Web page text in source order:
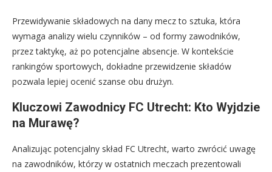
Przewidywanie składowych na dany mecz to sztuka, która
wymaga analizy wielu czynników – od formy zawodników,
przez taktykę, aż po potencjalne absencje. W kontekście
rankingów sportowych, dokładne przewidzenie składów
pozwala lepiej ocenić szanse obu drużyn.
Kluczowi Zawodnicy FC Utrecht: Kto Wyjdzie
na Murawę?
Analizując potencjalny skład FC Utrecht, warto zwrócić uwagę
na zawodników, którzy w ostatnich meczach prezentowali